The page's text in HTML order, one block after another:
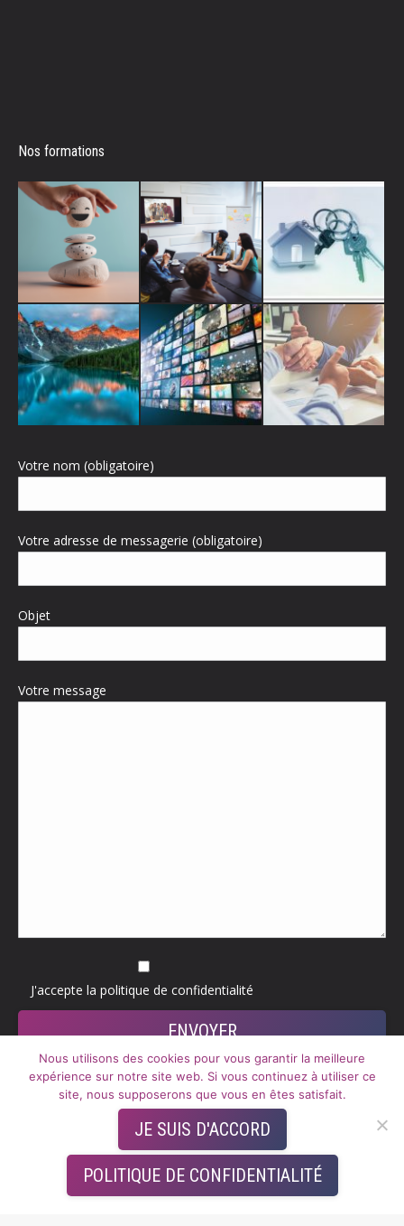
Nos formations
Votre nom (obligatoire)
Votre adresse de messagerie (obligatoire)
Objet
Votre message
J'accepte la politique de confidentialité
Activ’ Consulting
–CGV
Conception et réalisation :ACT-CS Menu du footer
Nous utilisons des cookies pour vous garantir la meilleure
expérience sur notre site web. Si vous continuez à utiliser ce
site, nous supposerons que vous en êtes satisfait.
JE SUIS D'ACCORD
POLITIQUE DE CONFIDENTIALITÉ